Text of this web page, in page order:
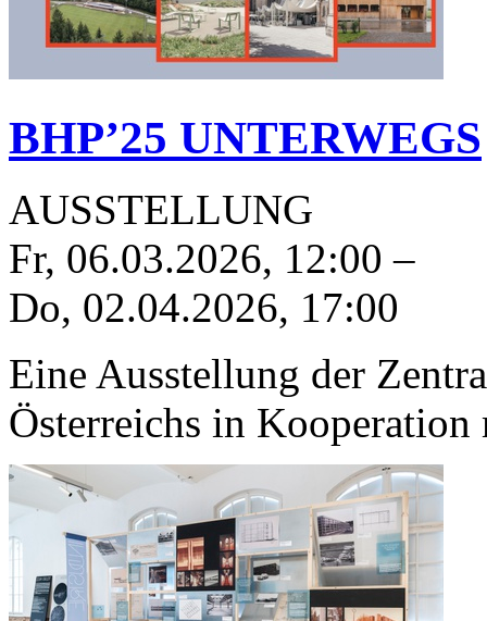
BHP’25 UNTERWEGS
AUSSTELLUNG
Fr, 06.03.2026, 12:00 –
Do, 02.04.2026, 17:00
Eine Ausstellung der
Österreichs in